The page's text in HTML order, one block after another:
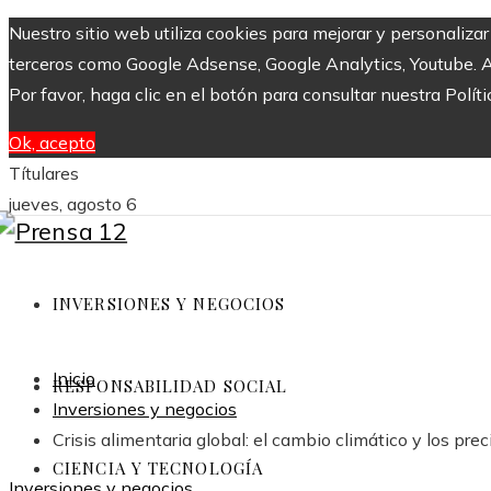
Nuestro sitio web utiliza cookies para mejorar y
terceros como Google Adsense, Google Analytics,
Por favor, haga clic en el botón para consultar nuestra
Ok, acepto
Títulares
jueves, agosto 6
INVERSIONES Y NEGOCIOS
RESPONSABILIDAD SOCIAL
CIENCIA Y TECNOLOGÍA
Inicio
Inversiones y negocios
Crisis alimentaria global: el cambio climático y los